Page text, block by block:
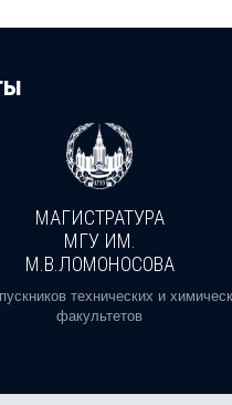
МАГИСТРАТУРА
МГУ ИМ.
М.В.ЛОМОНОСОВА
технических и
факультетов